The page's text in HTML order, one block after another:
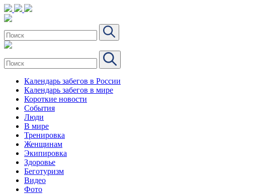
Календарь забегов в России
Календарь забегов в мире
Короткие новости
События
Люди
В мире
Тренировка
Женщинам
Экипировка
Здоровье
Беготуризм
Видео
Фото